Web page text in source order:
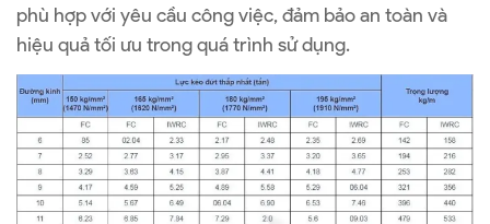
phù hợp với yêu cầu công việc, đảm bảo an toàn và
hiệu quả tối ưu trong quá trình sử dụng.